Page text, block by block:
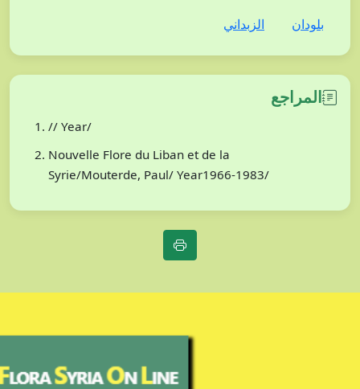
بلودان الزبداني
المراجع
// Year/
Nouvelle Flore du Liban et de la
Syrie/Mouterde, Paul/ Year1966-1983/